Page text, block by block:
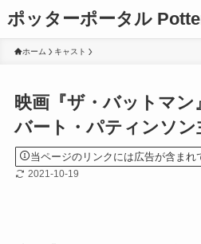
ポッターポータル
ホーム キャスト
映画『ザ・バットマン
バート・パティンソン
当ページのリンクには広告が含まれ
2021-10-19